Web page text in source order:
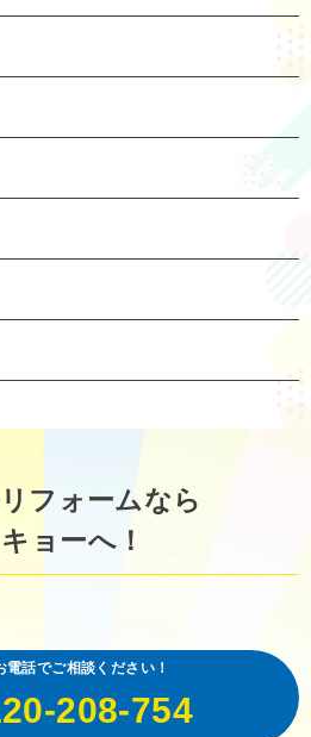
フォームなら
ョーへ！
電話でご相談ください！
208-754